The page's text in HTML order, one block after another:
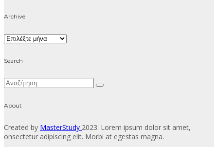
Archive
Archive
Search
About
Created by MasterStudy 2023. Lorem ipsum dolor sit amet,
onsectetur adipiscing elit. Morbi at egestas magna.